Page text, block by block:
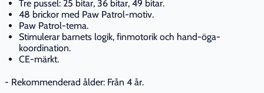
Tre pussel: 25 bitar, 36 bitar, 49 bitar.
48 brickor med Paw Patrol-motiv.
Paw Patrol-tema.
Stimulerar barnets logik, finmotorik och hand-öga-
koordination.
CE-märkt.
- Rekommenderad ålder: Från 4 år.